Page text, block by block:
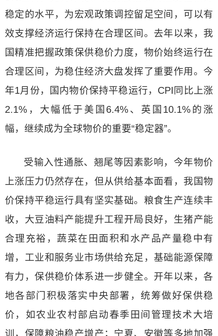
稳定的水平，为宏观政策调控留足空间，可以有
效支撑经济运行保持在合理区间。去年以来，我
国精准把握政策保供稳价力度，物价始终运行在
合理区间，为稳住经济大盘发挥了重要作用。今
年1月份，国内物价保持平稳运行，CPI同比上涨
2.1%，大幅低于美国6.4%、英国10.1%的涨
幅，继续成为全球物价的重要“稳定器”。
受输入性通胀、翘尾等因素影响，今年物价
上涨压力仍然存在，但从供给基本面看，我国物
价保持平稳运行具有坚实基础。粮食生产连续丰
收，大豆油料产能提升工程开局良好，生猪产能
合理充裕，蔬菜在田面积和水产品产量稳中有
增，工业和服务业市场供给充足，基础能源保障
有力，保供稳价体系进一步健全。开年以来，各
地各部门积极落实中央部署，统筹做好保供稳
价，如农业农村部启动春季田间管理技术大培
训，保障粮油稳产增产；宁夏、安徽等多地加强